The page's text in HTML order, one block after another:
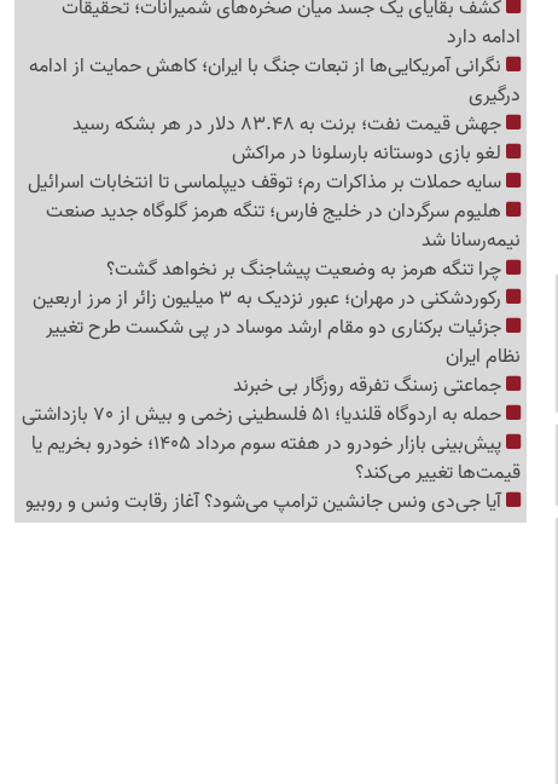
کشف بقایای یک جسد میان صخره‌های شمیرانات؛ تحقیقات
ادامه دارد
نگرانی آمریکایی‌ها از تبعات جنگ با ایران؛ کاهش حمایت از ادامه
درگیری
جهش قیمت نفت؛ برنت به 83.48 دلار در هر بشکه رسید
لغو بازی دوستانه بارسلونا در مراکش
سایه حملات بر مذاکرات رم؛ توقف دیپلماسی تا انتخابات اسرائیل
هلیوم سرگردان در خلیج فارس؛ تنگه هرمز گلوگاه جدید صنعت
نیمه‌رسانا شد
چرا تنگه هرمز به وضعیت پیشاجنگ بر نخواهد گشت؟
رکوردشکنی در مهران؛ عبور نزدیک به 3 میلیون زائر از مرز اربعین
جزئیات برکناری دو مقام ارشد موساد در پی شکست طرح تغییر
نظام ایران
جماعتی زسنگ تفرقه روزگار بی خبرند
حمله به اردوگاه قلندیا؛ 51 فلسطینی زخمی و بیش از 70 بازداشتی
پیش‌بینی بازار خودرو در هفته سوم مرداد 1405؛ خودرو بخریم یا
قیمت‌ها تغییر می‌کند؟
آیا جی‌دی ونس جانشین ترامپ می‌شود؟ آغاز رقابت ونس و روبیو